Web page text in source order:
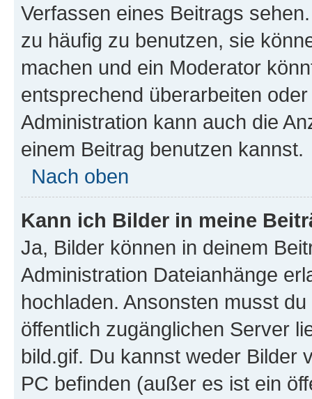
Verfassen eines Beitrags
zu häufig zu benutzen, sie
machen und ein Moderator
entsprechend überarbeiten
Administration kann auch die
einem Beitrag benutzen kannst.
Nach oben
Kann ich Bilder in meine
Ja, Bilder können in deinem
Administration Dateianhänge
hochladen. Ansonsten musst
öffentlich zugänglichen Server
bild.gif. Du kannst weder Bilder
PC befinden (außer es ist ein